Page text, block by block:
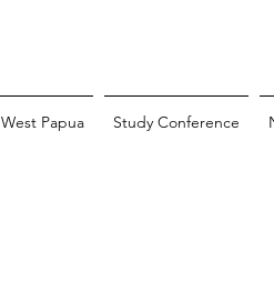
West Papua Study Conference